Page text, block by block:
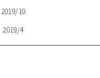
2019/10
2019/4